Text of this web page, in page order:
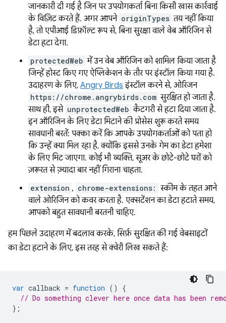
जानकारी दी गई है जिन पर उपयोगकर्ता बिना किसी खास कार्रवाई
के विज़िट करते हैं. अगर आपने originTypes तय नहीं किया
है, तो एपीआई डिफ़ॉल्ट रूप से, बिना सुरक्षा वाले वेब ऑरिजिन से
डेटा हटा देगा.
protectedWeb में उन वेब ऑरिजिन को शामिल किया जाता है
जिन्हें होस्ट किए गए ऐप्लिकेशन के तौर पर इंस्टॉल किया गया है.
उदाहरण के लिए, Angry Birds इंस्टॉल करने से, ओरिजन
https://chrome.angrybirds.com सुरक्षित हो जाता है.
साथ ही, इसे unprotectedWeb कैटगरी से हटा दिया जाता है.
इन ऑरिजिन के लिए डेटा मिटाने की प्रोसेस शुरू करते समय
सावधानी बरतें: पक्का करें कि आपके उपयोगकर्ताओं को पता हो
कि उन्हें क्या मिल रहा है, क्योंकि इससे उनके गेम का डेटा हमेशा
के लिए मिट जाएगा. कोई भी व्यक्ति, सूअर के छोटे-छोटे घरों को
ज़रूरत से ज़्यादा बार नहीं गिराना चाहता.
extension , chrome-extensions: स्कीम के तहत आने
वाले ओरिजिन को कवर करता है. एक्सटेंशन का डेटा हटाते समय,
आपको बहुत सावधानी बरतनी चाहिए.
हम पिछले उदाहरण में बदलाव करके, सिर्फ़ सुरक्षित की गई वेबसाइटों
का डेटा हटाने के लिए, इस तरह से क्वेरी लिख सकते हैं:
var callback = function ()
{
// Do something clever here once data has been
};